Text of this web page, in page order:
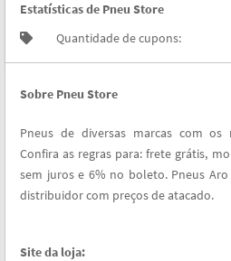
Estatísticas de Pneu Store
Quantidade de cupons:
Sobre Pneu Store
Pneus de diversas marcas com os
Confira as regras para: frete grátis,
sem juros e 6% no boleto. Pneus
distribuidor com preços de atacado.
Site da loja: